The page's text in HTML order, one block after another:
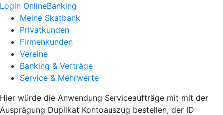
Login OnlineBanking
Meine Skatbank
Privatkunden
Firmenkunden
Vereine
Banking & Verträge
Service & Mehrwerte
Hier würde die Anwendung Serviceaufträge mit mit der
Ausprägung Duplikat Kontoauszug bestellen, der ID